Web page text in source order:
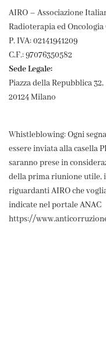
AIRO – Associazione
Radioterapia ed Oncologia
P. IVA: 02141941209
C.F.: 97076350582
Sede Legale:
Piazza della Repubblica 32,
20124 Milano
Whistleblowing: Ogni
essere inviata alla casella
saranno prese in
della prima riunione utile,
riguardanti AIRO che
indicate nel portale ANAC
https://